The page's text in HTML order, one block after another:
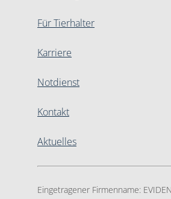
Für Tierhalter
Karriere
Notdienst
Kontakt
Aktuelles
Eingetragener Firmenname: